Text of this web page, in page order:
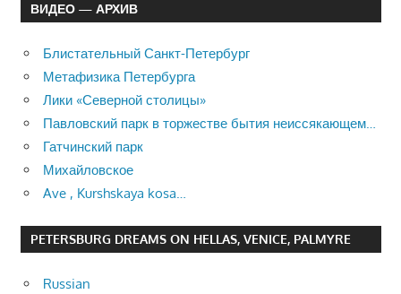
ВИДЕО — АРХИВ
Блистательный Санкт-Петербург
Метафизика Петербурга
Лики «Северной столицы»
Павловский парк в торжестве бытия неиссякающем…
Гатчинский парк
Михайловское
Ave , Kurshskaya kosa…
PETERSBURG DREAMS ON HELLAS, VENICE, PALMYRE
Russian